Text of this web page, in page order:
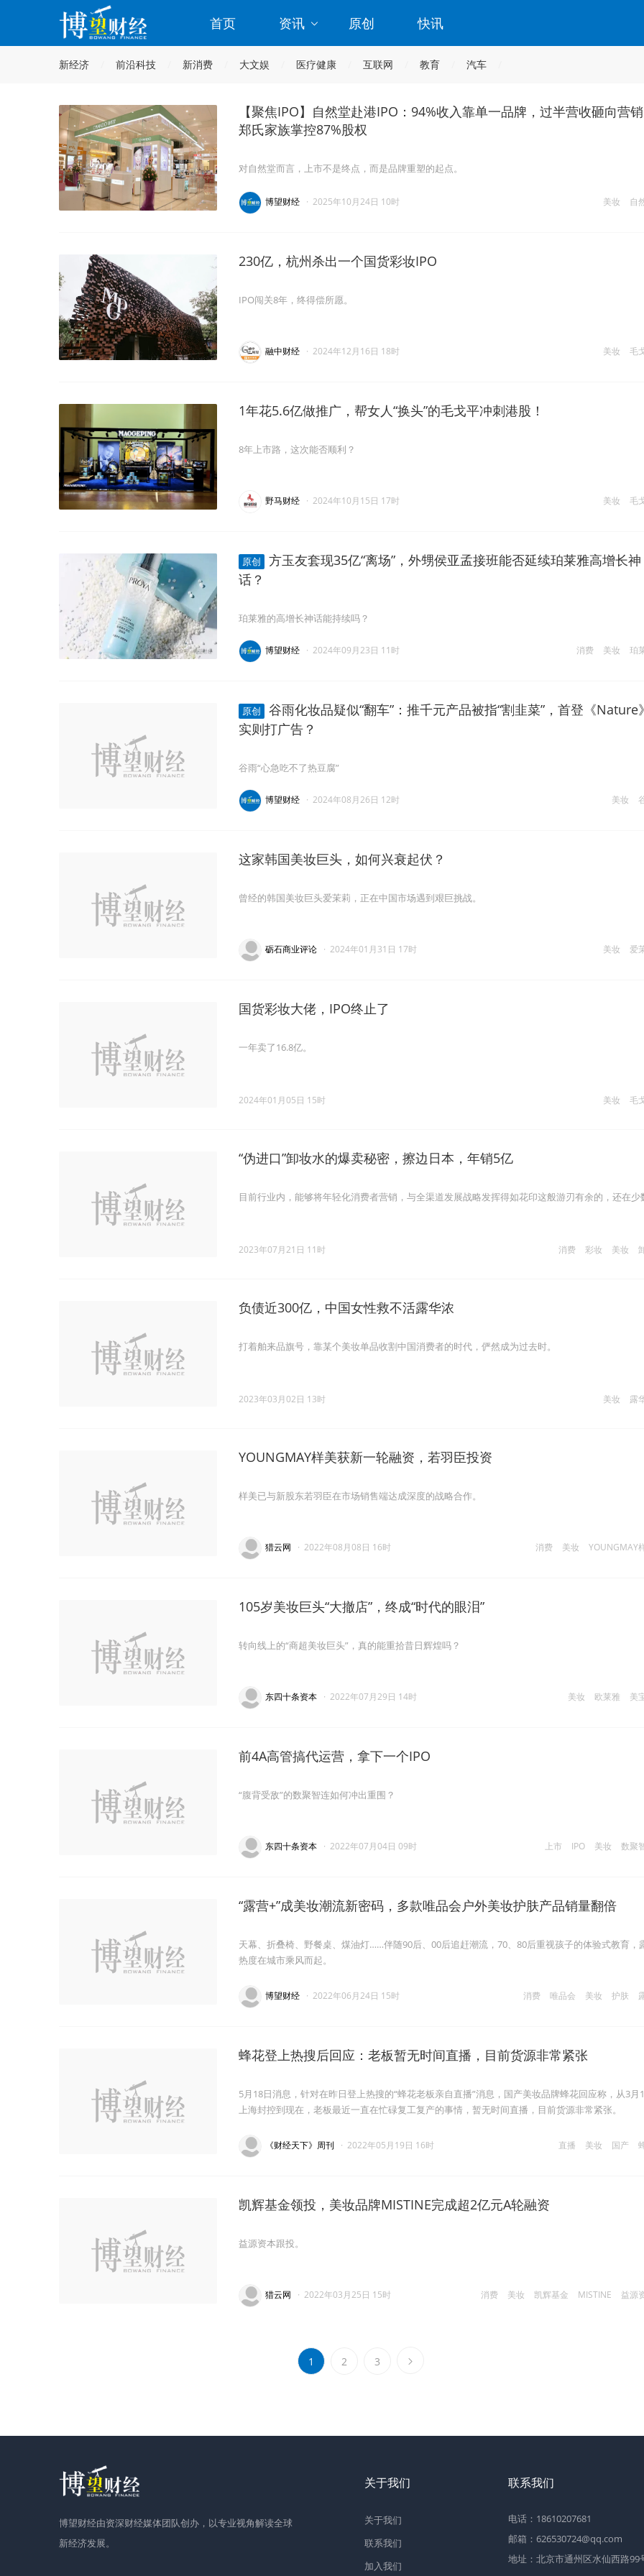
首页 资讯 原创 快讯
新经济 前沿科技 新消费 大文娱 医疗健康 互联网 教育 汽车
【聚焦IPO】自然堂赴港IPO：94%收入靠单一品牌，过半营收砸向营销
郑氏家族掌控87%股权
对自然堂而言，上市不是终点，而是品牌重塑的起点。
美妆 自
博望财经 · 2025年10月24日 10时
230亿，杭州杀出一个国货彩妆IPO
IPO闯关8年，终得偿所愿。
美妆 毛
融中财经 · 2024年12月16日 18时
1年花5.6亿做推广，帮女人“换头”的毛戈平冲刺港股！
8年上市路，这次能否顺利？
美妆 毛
野马财经 · 2024年10月15日 17时
原创
方玉友套现35亿“离场”，外甥侯亚孟接班能否延续珀莱雅高增长神
话？
珀莱雅的高增长神话能持续吗？
消费 美妆 珀
博望财经 · 2024年09月23日 11时
原创
谷雨化妆品疑似“翻车”：推千元产品被指“割韭菜”，首登《Nature》
实则打广告？
谷雨“心急吃不了热豆腐”
美妆
博望财经 · 2024年08月26日 12时
这家韩国美妆巨头，如何兴衰起伏？
曾经的韩国美妆巨头爱茉莉，正在中国市场遇到艰巨挑战。
美妆 爱
砺石商业评论 · 2024年01月31日 17时
国货彩妆大佬，IPO终止了
一年卖了16.8亿。
美妆 毛
2024年01月05日 15时
“伪进口”卸妆水的爆卖秘密，擦边日本，年销5亿
目前行业内，能够将年轻化消费者营销，与全渠道发展战略发挥得如花印这般游刃有余的，还在少
消费 彩妆 美妆
2023年07月21日 11时
负债近300亿，中国女性救不活露华浓
打着舶来品旗号，靠某个美妆单品收割中国消费者的时代，俨然成为过去时。
美妆 露
2023年03月02日 13时
YOUNGMAY样美获新一轮融资，若羽臣投资
样美已与新股东若羽臣在市场销售端达成深度的战略合作。
消费 美妆 YOUNGMAY
猎云网 · 2022年08月08日 16时
105岁美妆巨头“大撤店”，终成“时代的眼泪”
转向线上的“商超美妆巨头”，真的能重拾昔日辉煌吗？
美妆 欧莱雅 美
东四十条资本 · 2022年07月29日 14时
前4A高管搞代运营，拿下一个IPO
“腹背受敌”的数聚智连如何冲出重围？
上市 IPO 美妆 数聚
东四十条资本 · 2022年07月04日 09时
“露营+”成美妆潮流新密码，多款唯品会户外美妆护肤产品销量翻倍
天幕、折叠椅、野餐桌、煤油灯……伴随90后、00后追赶潮流，70、80后重视孩子的体验式教育，
热度在城市乘风而起。
消费 唯品会 美妆 护肤
博望财经 · 2022年06月24日 15时
蜂花登上热搜后回应：老板暂无时间直播，目前货源非常紧张
5月18日消息，针对在昨日登上热搜的“蜂花老板亲自直播”消息，国产美妆品牌蜂花回应称，从3月
上海封控到现在，老板最近一直在忙碌复工复产的事情，暂无时间直播，目前货源非常紧张。
直播 美妆 国产
《财经天下》周刊 · 2022年05月19日 16时
凯辉基金领投，美妆品牌MISTINE完成超2亿元A轮融资
益源资本跟投。
消费 美妆 凯辉基金 MISTINE 益源
猎云网 · 2022年03月25日 15时
1 2 3
博望财经由资深财经媒体团队创办，以专业视角解读全球
新经济发展。
关于我们
关于我们
联系我们
加入我们
联系我们
电话：18610207681
邮箱：626530724@qq.com
地址：北京市通州区水仙西路99